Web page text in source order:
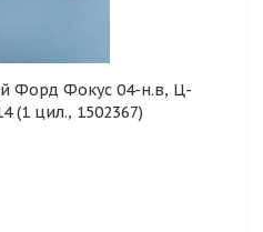
Форд Фокус 04-н.в, Ц-
(1 цил., 1502367)